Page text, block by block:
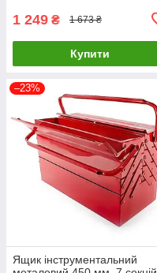
1 249 ₴ 1 673 ₴
Купити
–23%
Ящик інструментальний